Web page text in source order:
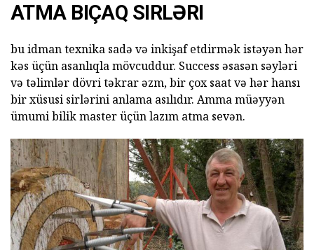
ATMA BIÇAQ SIRLƏRI
bu idman texnika sadə və inkişaf etdirmək istəyən hər
kəs üçün asanlıqla mövcuddur. Success əsasən səyləri
və təlimlər dövri təkrar əzm, bir çox saat və hər hansı
bir xüsusi sirlərini anlama asılıdır. Amma müəyyən
ümumi bilik master üçün lazım atma sevən.